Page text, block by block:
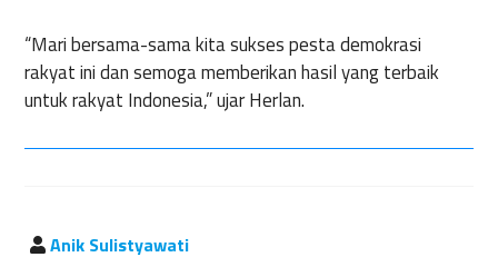
“Mari bersama-sama kita sukses pesta demokrasi
rakyat ini dan semoga memberikan hasil yang terbaik
untuk rakyat Indonesia,” ujar Herlan.
Anik Sulistyawati